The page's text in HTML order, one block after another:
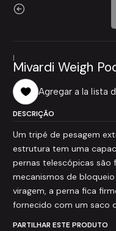
|
Mivardi Weigh
Agregar a la lista
DESCRIÇÃO
Um tripé de pesagem
estrutura tem uma
pernas telescópicas são
mecanismos de
viragem, a perna fica
fornecido com um saco
PARTILHAR ESTE PRODUTO